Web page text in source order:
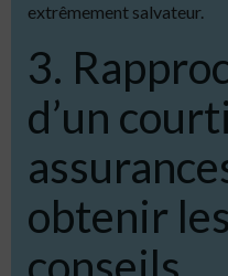
extrêmement salvateur.
3.
d’un
obtenir